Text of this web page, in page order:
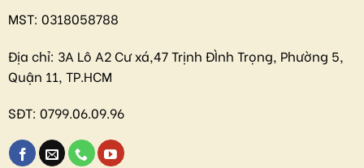
MST: 0318058788
Địa chỉ: 3A Lô A2 Cư xá,47 Trịnh ĐÌnh Trọng, Phường 5,
Quận 11, TP.HCM
SĐT: 0799.06.09.96